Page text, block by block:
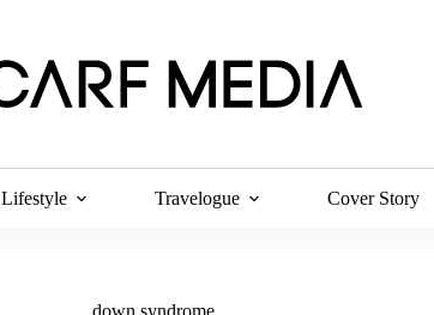
Lifestyle Travelogue Cover Story
down syndrome